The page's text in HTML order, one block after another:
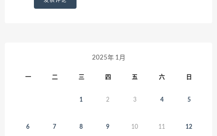
2025年 1月
一 二 三 四 五 六 日
1 2 3 4 5
6 7 8 9 10 11 12